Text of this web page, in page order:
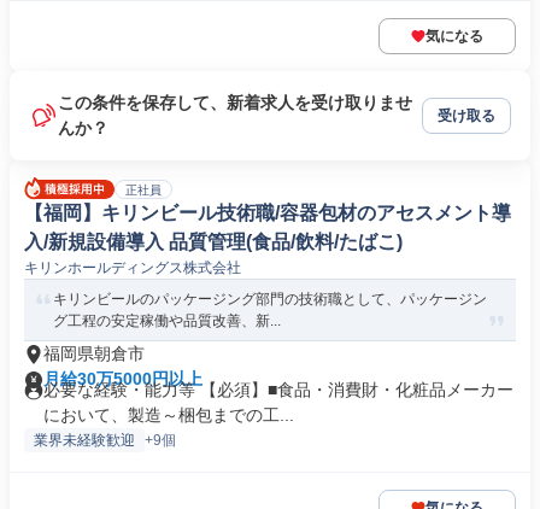
気になる
この条件を保存して、新着求人を受け取りませ
んか？
受け取る
正社員
【福岡】キリンビール技術職/容器包材のアセスメント導
入/新規設備導入 品質管理(食品/飲料/たばこ)
キリンホールディングス株式会社
キリンビールのパッケージング部門の技術職として、パッケージン
グ工程の安定稼働や品質改善、新...
福岡県朝倉市
月給30万5000円以上
必要な経験・能力等 【必須】■食品・消費財・化粧品メーカー
において、製造～梱包までの工...
業界未経験歓迎 +9個